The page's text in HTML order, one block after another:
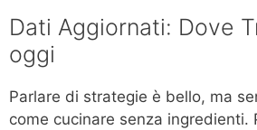
Dati Aggiornati: Dove
oggi
Parlare di strategie è bello, ma
come cucinare senza ingredienti.